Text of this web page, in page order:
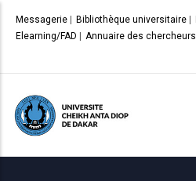
principal
Messagerie Bibliothèque universitaire
Elearning/FAD
Annuaire des chercheurs